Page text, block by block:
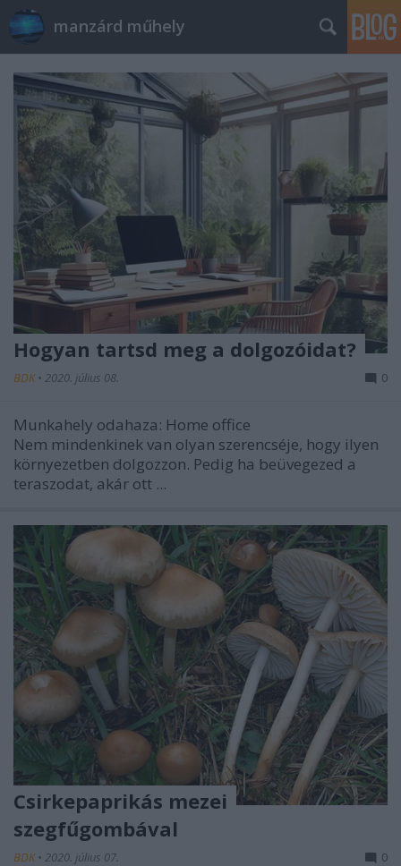
manzárd műhely
Hogyan tartsd meg a dolgozóidat?
BDK • 2020. július 08. 0
Munkahely odahaza: Home office
Nem mindenkinek van olyan szerencséje, hogy ilyen
környezetben dolgozzon. Pedig ha beüvegezed a
teraszodat, akár ott ...
Csirkepaprikás mezei
szegfűgombával
BDK • 2020. július 07. 0